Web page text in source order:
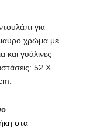
για
χρώμα με
και γυάλινες
52 Χ
στα